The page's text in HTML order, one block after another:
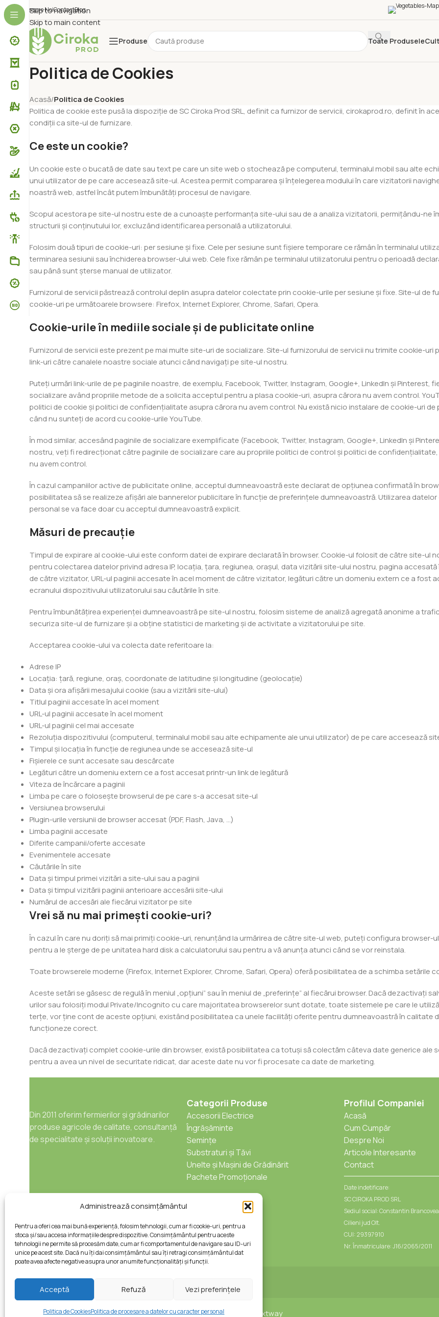
Administrează consimțământul
Pentru a oferi cea mai bună experiență, folosim tehnologii, cum ar fi cookie-uri, pentru a
stoca și/sau accesa informațiile despre dispozitive. Consimțământul pentru aceste
tehnologii ne permite să procesăm date, cum ar fi comportamentul de navigare sau ID-uri
unice pe acest site. Dacă nu îți dai consimțământul sau îți retragi consimțământul dat
poate avea afecte negative asupra unor anumite funcționalități și funcții.
Acceptă Refuză Vezi preferințele
Politica de CookiesPolitica de procesare a datelor cu caracter personal
Skip to navigation
Skip to main content
Despre NoiContactBlog
Produse Toate Produsele
Politica de Cookies
Acasă/Politica de Cookies
Politica de cookie este pusă la dispoziție de SC Ciroka Prod SRL, definit ca furnizor de servicii, cirokaprod.ro, definit în
condiții ca site-ul de furnizare.
Ce este un cookie?
Un cookie este o bucată de date sau text pe care un site web o stochează pe computerul, terminalul mobil sau alte
unui utilizator de pe care accesează site-ul. Acestea permit compararea și înțelegerea modului în care vizitatorii
noastră web, astfel încât putem îmbunătăți procesul de navigare.
Scopul acestora pe site-ul nostru este de a cunoaște performanța site-ului sau de a analiza vizitatorii, permițându-ne
structurii și conținutului lor, excluzând identificarea personală a utilizatorului.
Folosim două tipuri de cookie-uri: per sesiune și fixe. Cele per sesiune sunt fișiere temporare ce rămân în terminalul
terminarea sesiunii sau închiderea browser-ului web. Cele fixe rămân pe terminalul utilizatorului pentru o perioadă
sau până sunt șterse manual de utilizator.
Furnizorul de servicii păstrează controlul deplin asupra datelor colectate prin cookie-urile per sesiune și fixe. Site-ul de
cookie-uri pe următoarele browsere: Firefox, Internet Explorer, Chrome, Safari, Opera.
Cookie-urile în mediile sociale și de publicitate online
Furnizorul de servicii este prezent pe mai multe site-uri de socializare. Site-ul furnizorului de servicii nu trimite cookie-uri
link-uri către canalele noastre sociale atunci când navigați pe site-ul nostru.
Puteți urmări link-urile de pe paginile noastre, de exemplu, Facebook, Twitter, Instagram, Google+, LinkedIn și Pinterest,
socializare având propriile metode de a solicita acceptul pentru a plasa cookie-uri, asupra cărora nu avem control.
politici de cookie și politici de confidențialitate asupra cărora nu avem control. Nu există nicio instalare de cookie-uri de
când nu sunteți de acord cu cookie-urile YouTube.
În mod similar, accesând paginile de socializare exemplificate (Facebook, Twitter, Instagram, Google+, LinkedIn și
nostru, veți fi redirecționat către paginile de socializare care au propriile politici de control și politici de
nu avem control.
În cazul campaniilor active de publicitate online, acceptul dumneavoastră este declarat de opțiunea confirmată în
posibilitatea să se realizeze afișări ale bannerelor publicitare în funcție de preferințele dumneavoastră. Utilizarea
personal se va face doar cu acceptul dumneavoastră explicit.
Măsuri de precauție
Timpul de expirare al cookie-ului este conform datei de expirare declarată în browser. Cookie-ul folosit de către site-ul
pentru colectarea datelor privind adresa IP, locația, țara, regiunea, orașul, data vizitării site-ului nostru, pagina
de către vizitator, URL-ul paginii accesate în acel moment de către vizitator, legături către un domeniu extern ce a fost
ecranului dispozitivului utilizatorului sau căutările în site.
Pentru îmbunătățirea experienței dumneavoastră pe site-ul nostru, folosim sisteme de analiză agregată anonime a
securiza site-ul de furnizare și a obține statistici de marketing și de activitate a vizitatorului pe site.
Acceptarea cookie-ului va colecta date referitoare la:
Adrese IP
Locația: țară, regiune, oraș, coordonate de latitudine și longitudine (geolocație)
Data și ora afișării mesajului cookie (sau a vizitării site-ului)
Titlul paginii accesate în acel moment
URL-ul paginii accesate în acel moment
URL-ul paginii cel mai accesate
Rezoluția dispozitivului (computerul, terminalul mobil sau alte echipamente ale unui utilizator) de pe care accesează
Timpul și locația în funcție de regiunea unde se accesează site-ul
Fișierele ce sunt accesate sau descărcate
Legături către un domeniu extern ce a fost accesat printr-un link de legătură
Viteza de încărcare a paginii
Limba pe care o folosește browserul de pe care s-a accesat site-ul
Versiunea browserului
Plugin-urile versiunii de browser accesat (PDF, Flash, Java, …)
Limba paginii accesate
Diferite campanii/oferte accesate
Evenimentele accesate
Căutările în site
Data și timpul primei vizitări a site-ului sau a paginii
Data și timpul vizitării paginii anterioare accesării site-ului
Numărul de accesări ale fiecărui vizitator pe site
Vrei să nu mai primești cookie-uri?
În cazul în care nu doriți să mai primiți cookie-uri, renunțând la urmărirea de către site-ul web, puteți configura browser-
pentru a le șterge de pe unitatea hard disk a calculatorului sau pentru a vă anunța atunci când se vor reinstala.
Toate browserele moderne (Firefox, Internet Explorer, Chrome, Safari, Opera) oferă posibilitatea de a schimba setările
Aceste setări se găsesc de regulă în meniul „opțiuni” sau în meniul de „preferințe” al fiecărui browser. Dacă dezactivați
urilor sau folosiți modul Private/Incognito cu care majoritatea browserelor sunt dotate, toate sistemele pe care le
terțe, vor ține cont de aceste opțiuni, existând posibilitatea ca unele facilități oferite pentru dumneavoastră în calitate
funcționeze corect.
Dacă dezactivați complet cookie-urile din browser, există posibilitatea ca totuși să colectăm câteva date generice ale
pentru a avea un nivel de securitate ridicat, dar aceste date nu vor fi procesate ca date de marketing.
Din 2011 oferim fermierilor și grădinarilor
produse agricole de calitate, consultanță
de specialitate și soluții inovatoare.
Categorii Produse
Accesorii Electrice
Îngrășăminte
Semințe
Substraturi și Tăvi
Unelte și Mașini de Grădinărit
Pachete Promoționale
Profilul Companiei
Acasă
Cum Cumpăr
Despre Noi
Articole Interesante
Contact
Date indetificare:
SC CIROKA PROD SRL
Sediul social: Constantin
Cilieni jud Olt.
CUI: 29397910
Nr. Înmatriculare: J16/2065/2011
© Ciroka Prod S.R.L. | Toate drepturile rezervate. Website creat de Nextway